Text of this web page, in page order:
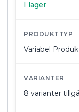
I lager
PRODUKTTYP
Variabel
VARIANTER
8 varianter